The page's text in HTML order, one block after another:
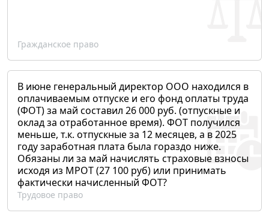
Гражданское право
В июне генеральный директор ООО находился в
оплачиваемым отпуске и его фонд оплаты труда
(ФОТ) за май составил 26 000 руб. (отпускные и
оклад за отработанное время). ФОТ получился
меньше, т.к. отпускные за 12 месяцев, а в 2025
году заработная плата была гораздо ниже.
Обязаны ли за май начислять страховые взносы
исходя из МРОТ (27 100 руб) или принимать
фактически начисленный ФОТ?
Трудовое право